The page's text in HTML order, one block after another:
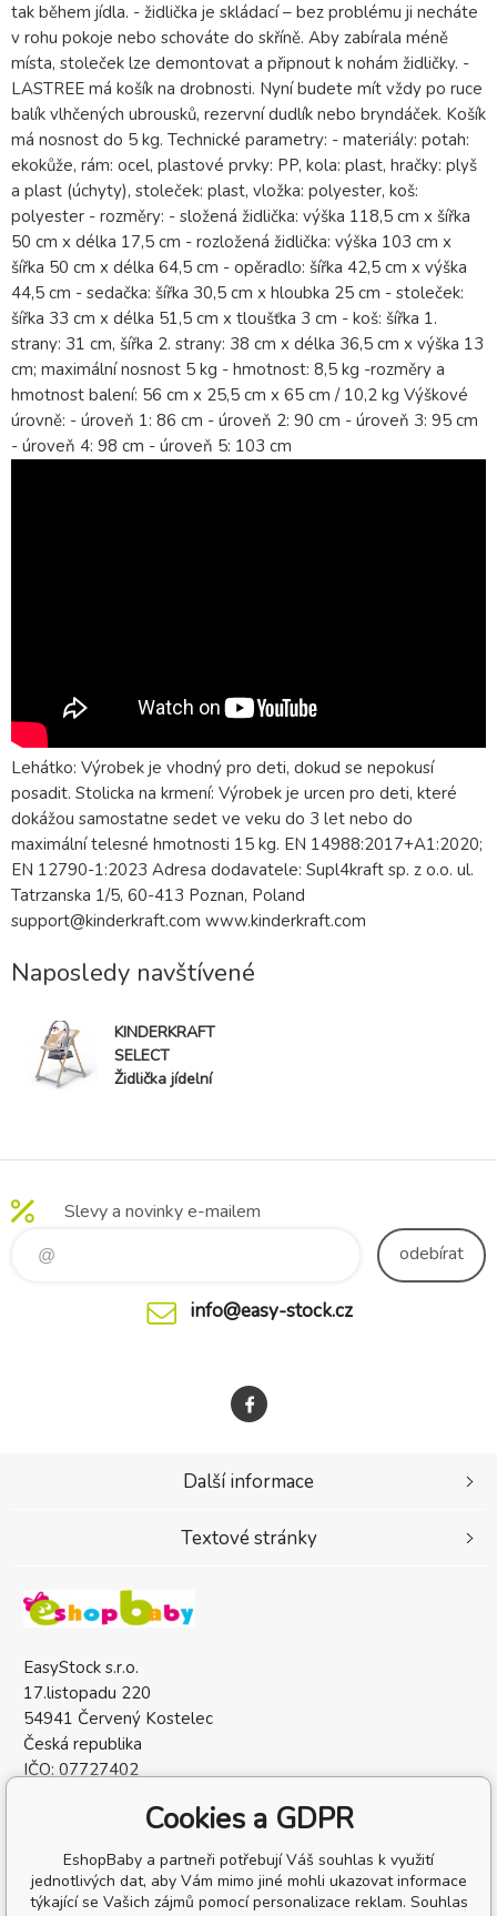
tak během jídla. - židlička je skládací – bez problému ji necháte
v rohu pokoje nebo schováte do skříně. Aby zabírala méně
místa, stoleček lze demontovat a připnout k nohám židličky. -
LASTREE má košík na drobnosti. Nyní budete mít vždy po ruce
balík vlhčených ubrousků, rezervní dudlík nebo bryndáček. Košík
má nosnost do 5 kg. Technické parametry: - materiály: potah:
ekokůže, rám: ocel, plastové prvky: PP, kola: plast, hračky: plyš
a plast (úchyty), stoleček: plast, vložka: polyester, koš:
polyester - rozměry: - složená židlička: výška 118,5 cm x šířka
50 cm x délka 17,5 cm - rozložená židlička: výška 103 cm x
šířka 50 cm x délka 64,5 cm - opěradlo: šířka 42,5 cm x výška
44,5 cm - sedačka: šířka 30,5 cm x hloubka 25 cm - stoleček:
šířka 33 cm x délka 51,5 cm x tloušťka 3 cm - koš: šířka 1.
strany: 31 cm, šířka 2. strany: 38 cm x délka 36,5 cm x výška 13
cm; maximální nosnost 5 kg - hmotnost: 8,5 kg -rozměry a
hmotnost balení: 56 cm x 25,5 cm x 65 cm / 10,2 kg Výškové
úrovně: - úroveň 1: 86 cm - úroveň 2: 90 cm - úroveň 3: 95 cm
- úroveň 4: 98 cm - úroveň 5: 103 cm
Lehátko: Výrobek je vhodný pro deti, dokud se nepokusí
posadit. Stolicka na krmení: Výrobek je urcen pro deti, které
dokážou samostatne sedet ve veku do 3 let nebo do
maximální telesné hmotnosti 15 kg. EN 14988:2017+A1:2020;
EN 12790-1:2023 Adresa dodavatele: Supl4kraft sp. z o.o. ul.
Tatrzanska 1/5, 60-413 Poznan, Poland
support@kinderkraft.com www.kinderkraft.com
Naposledy navštívené
KINDERKRAFT
SELECT
Židlička jídelní
Slevy a novinky e-mailem
odebírat
info@easy-stock.cz
EasyStock s.r.o.
17.listopadu 220
54941 Červený Kostelec
Česká republika
IČO: 07727402
Další informace
Textové stránky
Cookies a GDPR
EshopBaby a partneři potřebují Váš souhlas k využití
jednotlivých dat, aby Vám mimo jiné mohli ukazovat informace
týkající se Vašich zájmů pomocí personalizace reklam. Souhlas